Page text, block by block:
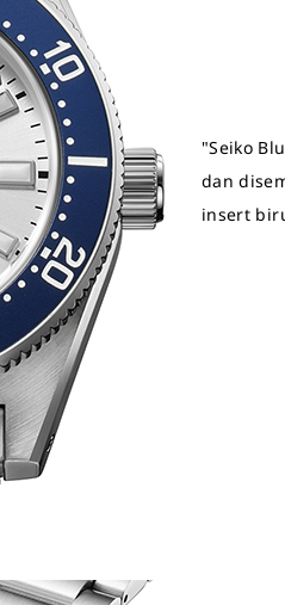
"Seiko
dan
insert